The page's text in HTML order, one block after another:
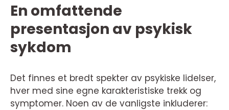
En omfattende
presentasjon av psykisk
sykdom
Det finnes et bredt spekter av psykiske lidelser,
hver med sine egne karakteristiske trekk og
symptomer. Noen av de vanligste inkluderer: